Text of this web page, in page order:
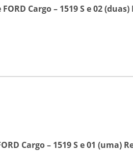
Cargo – 1519 Se02 (duas)
Cargo – 1519 Se01 (uma)